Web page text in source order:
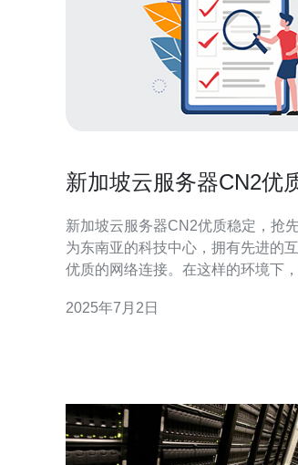
新加坡云服务器CN2优
新加坡云服务器CN2优质稳定，抢先体验！
为东南亚的科技中心，拥有先进的
优质的网络连接。在这样的环境下
云服务器CN2采用最新的硬件设备
2025年7月2日